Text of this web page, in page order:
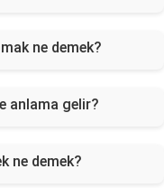
ne demek?
anlama gelir?
ne demek?